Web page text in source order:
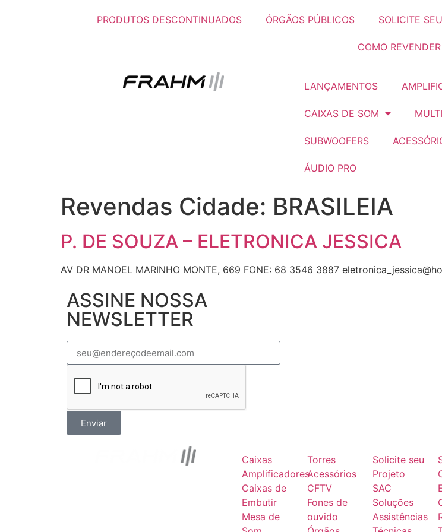
PRODUTOS DESCONTINUADOS ÓRGÃOS PÚBLICOS SOLICITE
COMO REVENDER
LANÇAMENTOS
CAIXAS DE SOM
SUBWOOFERS
ÁUDIO PRO
Revendas Cidade: BRASILEIA
P. DE SOUZA – ELETRONICA JESSICA
AV DR MANOEL MARINHO MONTE, 669 FONE: 68 3546 3887
ASSINE NOSSA
NEWSLETTER
Enviar
Caixas
Amplificadores
Caixas de
Embutir
Mesa de
Torres
Acessórios
CFTV
Fones de
ouvido
Solicite seu
Projeto
SAC
Soluções
Assistências